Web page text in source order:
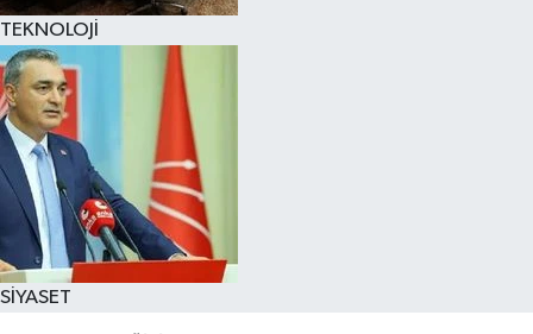
TEKNOLOJİ
SİYASET